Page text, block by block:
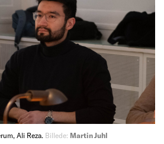
Ali Reza. Billede: Martin Juhl